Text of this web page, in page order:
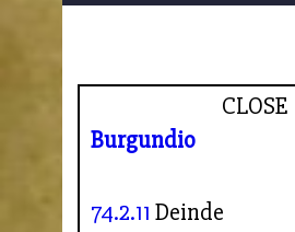
CLOSE
Burgundio
74.2.11 Deinde